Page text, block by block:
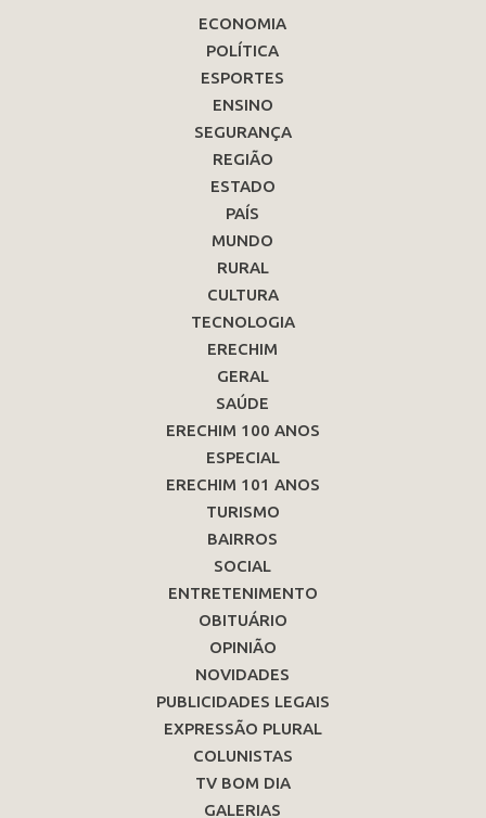
ECONOMIA
POLÍTICA
ESPORTES
ENSINO
SEGURANÇA
REGIÃO
ESTADO
PAÍS
MUNDO
RURAL
CULTURA
TECNOLOGIA
ERECHIM
GERAL
SAÚDE
ERECHIM 100 ANOS
ESPECIAL
ERECHIM 101 ANOS
TURISMO
BAIRROS
SOCIAL
ENTRETENIMENTO
OBITUÁRIO
OPINIÃO
NOVIDADES
PUBLICIDADES LEGAIS
EXPRESSÃO PLURAL
COLUNISTAS
TV BOM DIA
GALERIAS